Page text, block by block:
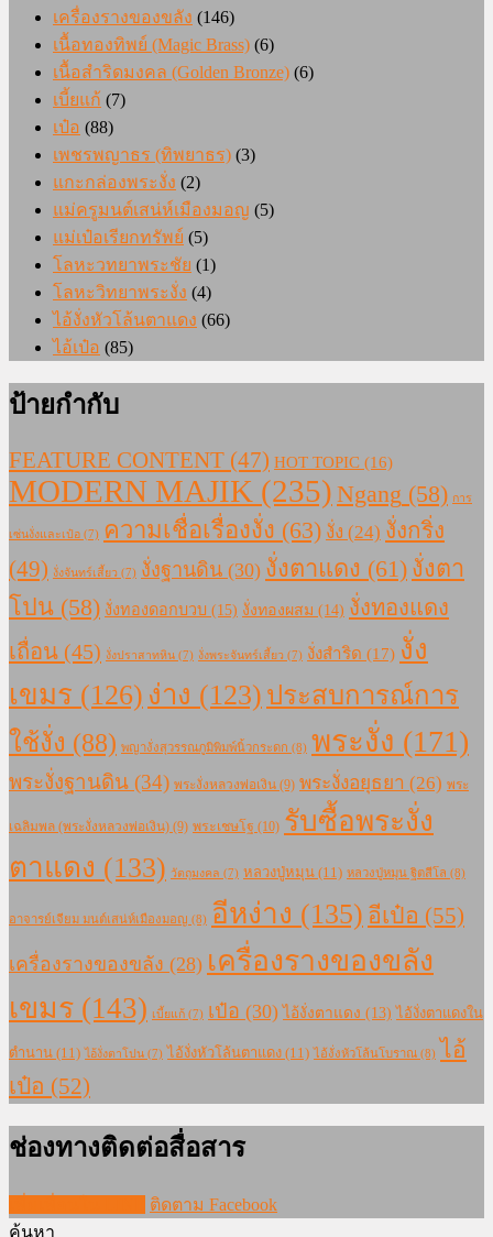
เครื่องรางของขลัง (146)
เนื้อทองทิพย์ (Magic Brass) (6)
เนื้อสำริดมงคล (Golden Bronze) (6)
เบี้ยแก้ (7)
เป๋อ (88)
เพชรพญาธร (ทิพยาธร) (3)
แกะกล่องพระงั่ง (2)
แม่ครูมนต์เสน่ห์เมืองมอญ (5)
แม่เป๋อเรียกทรัพย์ (5)
โลหะวทยาพระชัย (1)
โลหะวิทยาพระงั่ง (4)
ไอ้งั่งหัวโล้นตาแดง (66)
ไอ้เป๋อ (85)
ป้ายกำกับ
FEATURE CONTENT (47) HOT TOPIC (16)
MODERN MAJIK (235) Ngang (58) การ
เซ่นงั่งและเป๋อ (7) ความเชื่อเรื่องงั่ง (63) งั่ง (24) งั่งกริ่ง
(49) งั่งจันทร์เสี้ยว (7) งั่งฐานดิน (30) งั่งตาแดง (61) งั่งตา
โปน (58) งั่งทองดอกบวบ (15) งั่งทองผสม (14) งั่งทองแดง
เถื่อน (45) งั่งปราสาทหิน (7) งั่งพระจันทร์เสี้ยว (7) งั่งสำริด (17) งั่ง
เขมร (126) ง่าง (123) ประสบการณ์การ
ใช้งั่ง (88) พญางั่งสุวรรณภูมิพิมพ์นิ้วกระดก (8) พระงั่ง (171)
พระงั่งฐานดิน (34) พระงั่งหลวงพ่อเงิน (9) พระงั่งอยุธยา (26) พระ
เฉลิมพล (พระงั่งหลวงพ่อเงิน) (9) พระเชษโฐ (10) รับซื้อพระงั่ง
ตาแดง (133) วัตถุมงคล (7) หลวงปู่หมุน (11) หลวงปู่หมุน ฐิตสีโล (8)
อาจารย์เจียม มนต์เสน่ห์เมืองมอญ (8) อีหง่าง (135) อีเป๋อ (55)
เครื่องรางของขลัง (28) เครื่องรางของขลัง
เขมร (143) เบี้ยแก้ (7) เป๋อ (30) ไอ้งั่งตาแดง (13) ไอ้งั่งตาแดงใน
ตำนาน (11) ไอ้งั่งตาโปน (7) ไอ้งั่งหัวโล้นตาแดง (11) ไอ้งั่งหัวโล้นโบราณ (8) ไอ้
เป๋อ (52)
ช่องทางติดต่อสื่อสาร
ติดตาม Facebook
ค้นหา